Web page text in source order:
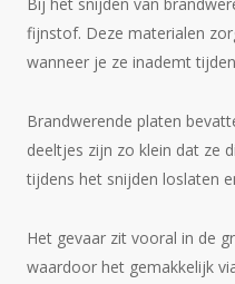
fijnstof. Deze materialen
wanneer je ze inademt
Brandwerende platen
deeltjes zijn zo klein dat ze
tijdens het snijden loslaten
Het gevaar zit vooral in de
waardoor het gemakkelijk